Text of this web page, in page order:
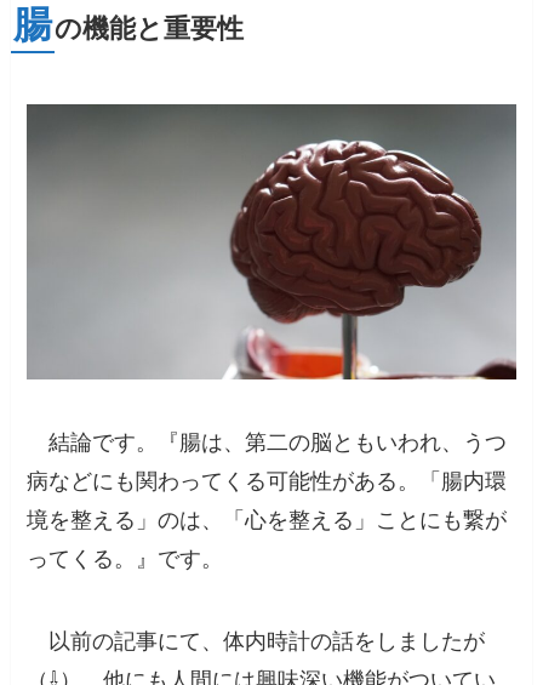
腸の機能と重要性
結論です。『腸は、第二の脳ともいわれ、うつ
病などにも関わってくる可能性がある。「腸内環
境を整える」のは、「心を整える」ことにも繋が
ってくる。
』です。
以前の記事にて、体内時計の話をしましたが
（⇩）、他にも人間には興味深い機能がついてい